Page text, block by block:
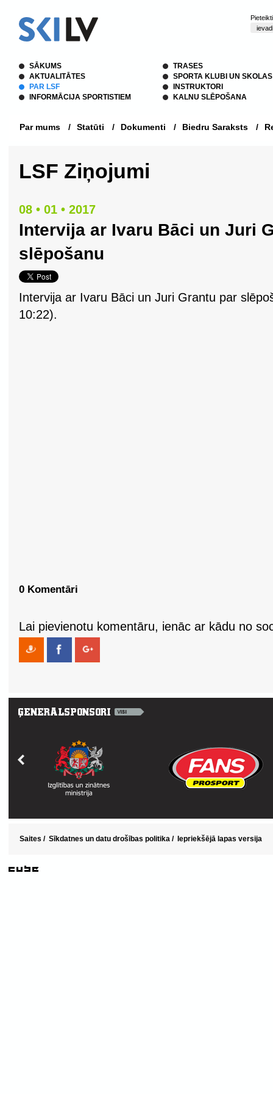
SĀKUMS
AKTUALITĀTES
PAR LSF
INFORMĀCIJA SPORTISTIEM
TRASES
SPORTA KLUBI UN SKOLAS
INSTRUKTORI
KALNU SLĒPOŠANA
Par mums / Statūti / Dokumenti / Biedru Saraksts /
LSF Ziņojumi
08 • 01 • 2017
Intervija ar Ivaru Bāci un Juri
slēpošanu
Intervija ar Ivaru Bāci un Juri Grantu par
10:22).
0 Komentāri
Lai pievienotu komentāru, ienāc ar kādu no
Saites / Sīkdatnes un datu drošības politika / Iepriekšējā lapas versija